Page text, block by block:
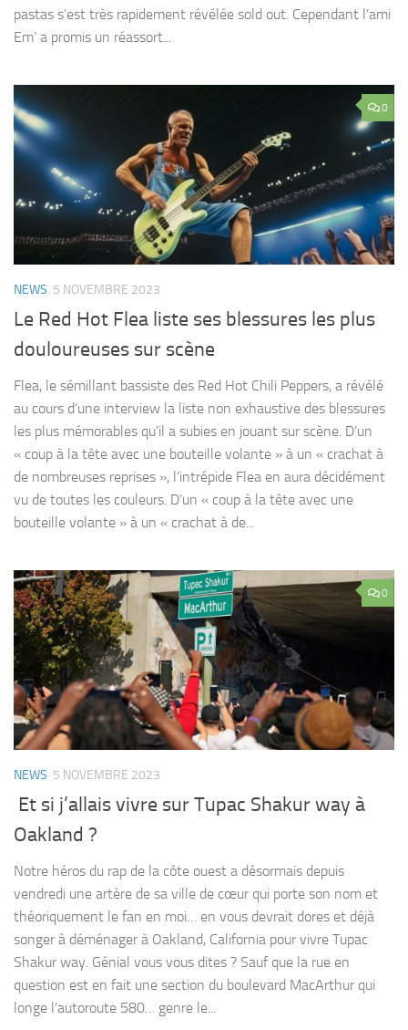
pastas s’est très rapidement révélée sold out. Cependant l’ami
Em’ a promis un réassort...
0
NEWS 5 NOVEMBRE 2023
Le Red Hot Flea liste ses blessures les plus
douloureuses sur scène
Flea, le sémillant bassiste des Red Hot Chili Peppers, a révélé
au cours d’une interview la liste non exhaustive des blessures
les plus mémorables qu’il a subies en jouant sur scène. D’un
« coup à la tête avec une bouteille volante » à un « crachat à
de nombreuses reprises », l’intrépide Flea en aura décidément
vu de toutes les couleurs. D’un « coup à la tête avec une
bouteille volante » à un « crachat à de...
0
NEWS 5 NOVEMBRE 2023
Et si j’allais vivre sur Tupac Shakur way à
Oakland ?
Notre héros du rap de la côte ouest a désormais depuis
vendredi une artère de sa ville de cœur qui porte son nom et
théoriquement le fan en moi… en vous devrait dores et déjà
songer à déménager à Oakland, California pour vivre Tupac
Shakur way. Génial vous vous dites ? Sauf que la rue en
question est en fait une section du boulevard MacArthur qui
longe l’autoroute 580… genre le...